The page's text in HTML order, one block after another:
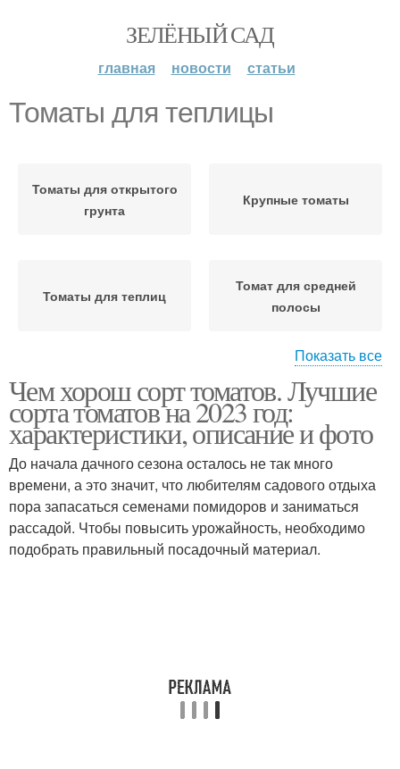
ЗЕЛЁНЫЙ САД
главная новости статьи
Томаты для теплицы
Томаты для открытого
грунта
Крупные томаты
Томаты для теплиц
Томат для средней
полосы
Вкусные томаты Крупноплодные томаты
Помидор для теплиц Низкорослые томаты
Показать все
Чем хорош сорт томатов. Лучшие
сорта томатов на 2023 год:
характеристики, описание и фото
До начала дачного сезона осталось не так много
времени, а это значит, что любителям садового отдыха
пора запасаться семенами помидоров и заниматься
рассадой. Чтобы повысить урожайность, необходимо
подобрать правильный посадочный материал.